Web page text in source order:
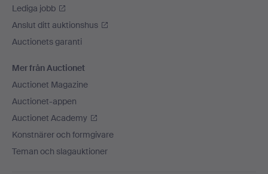
Lediga jobb
Anslut ditt auktionshus
Auctionets garanti
Mer från Auctionet
Auctionet Magazine
Auctionet-appen
Auctionet Academy
Konstnärer och formgivare
Teman och slagauktioner